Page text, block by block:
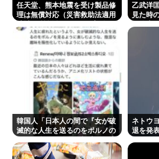
任天堂、熊本地震を受け製品修
理は無償対応（災害救助法適用
乙武洋
見た時
韓国人「日本人の間で『女が破
滅的な人生を送るのをポルノの
行っている」
ネトウ
退を発